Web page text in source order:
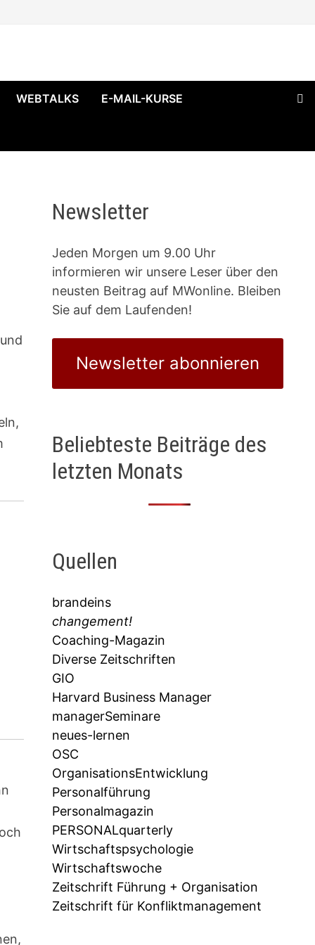
WEBTALKS E-MAIL-KURSE
Newsletter
Jeden Morgen um 9.00 Uhr
informieren wir unsere Leser über den
neusten Beitrag auf MWonline. Bleiben
Sie auf dem Laufenden!
Newsletter abonnieren
Beliebteste Beiträge des
letzten Monats
Quellen
brandeins
changement!
Coaching-Magazin
Diverse Zeitschriften
GIO
Harvard Business Manager
managerSeminare
neues-lernen
OSC
OrganisationsEntwicklung
Personalführung
Personalmagazin
PERSONALquarterly
Wirtschaftspsychologie
Wirtschaftswoche
Zeitschrift Führung + Organisation
Zeitschrift für Konfliktmanagement